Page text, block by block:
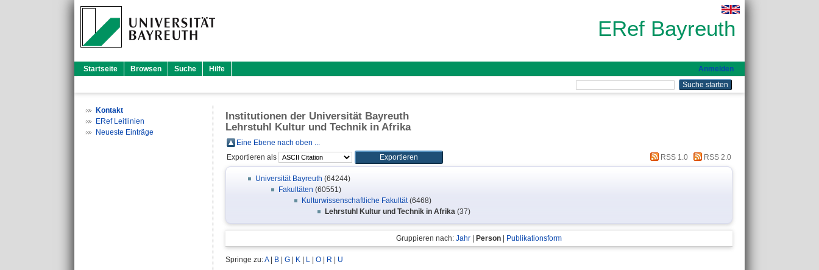
ERef Bayreuth
Startseite Browsen Suche Hilfe Anmelden
Kontakt
ERef Leitlinien
Neueste Einträge
Institutionen der Universität Bayreuth
Lehrstuhl Kultur und Technik in Afrika
Eine Ebene nach oben ...
Exportieren als
RSS 1.0 RSS 2.0
Universität Bayreuth (64244)
Fakultäten (60551)
Kulturwissenschaftliche Fakultät(6468)
Lehrstuhl Kultur und Technik in Afrika (37)
Gruppieren nach: Jahr Person Publikationsform
Springe zu:A| B G K L O R U